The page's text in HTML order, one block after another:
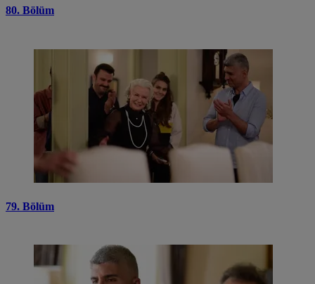
80. Bölüm
79. Bölüm